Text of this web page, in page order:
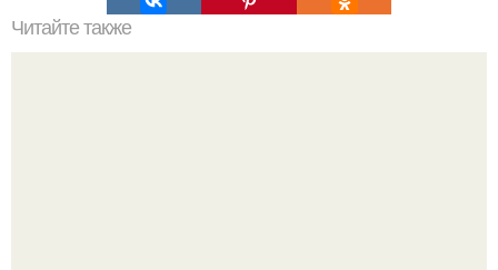
Читайте также